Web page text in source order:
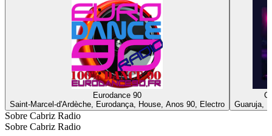
Eurodance 90
Saint-Marcel-d'Ardèche, Eurodança, House, Anos 90, Electro
Guaruja,
Sobre Cabriz Radio
Sobre Cabriz Radio